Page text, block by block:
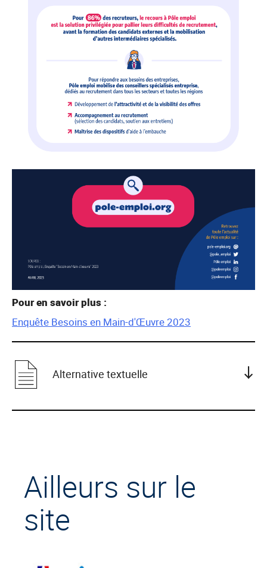
Pour en savoir plus :
Enquête Besoins en Main-d'Œuvre 2023
Alternative textuelle
Ailleurs sur le
site